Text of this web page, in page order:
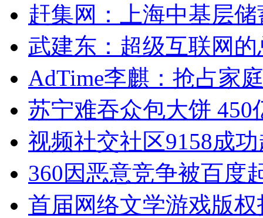
赶集网：上海中基层
武建东：超级互联网
AdTime李麒：抢占家
苏宁难吞众包大饼 450
视频社交社区9158成
360因恶意竞争被百度
首届网络文学游戏版